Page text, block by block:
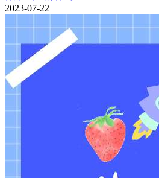
2023-07-22